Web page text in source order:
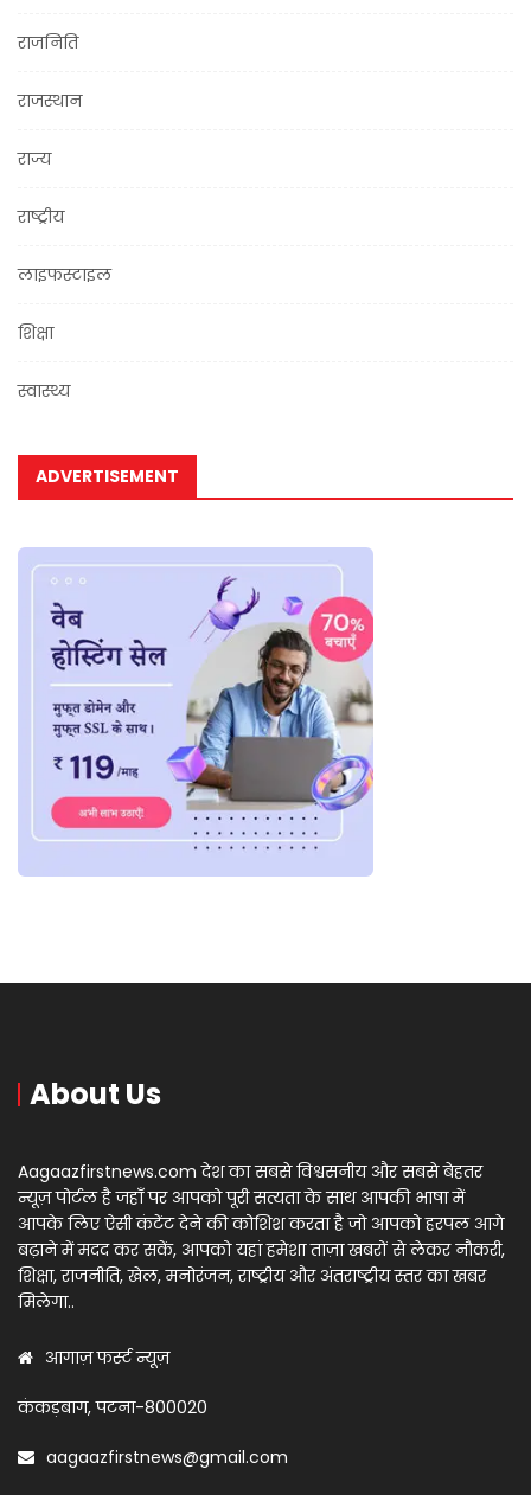
राजनिति
राजस्थान
राज्य
राष्ट्रीय
लाइफस्टाइल
शिक्षा
स्वास्थ्य
ADVERTISEMENT
About Us
Aagaazfirstnews.com देश का सबसे विश्वसनीय और सबसे बेहतर
न्यूज़ पोर्टल है जहाँ पर आपको पूरी सत्यता के साथ आपकी भाषा में
आपके लिए ऐसी कंटेंट देने की कोशिश करता है जो आपको हरपल आगे
बढ़ाने में मदद कर सकें, आपको यहां हमेशा ताज़ा खबरों से लेकर नौकरी,
शिक्षा, राजनीति, खेल, मनोरंजन, राष्ट्रीय और अंतराष्ट्रीय स्तर का खबर
मिलेगा..
आगाज़ फर्स्ट न्यूज़
कंकड़बाग, पटना-800020
aagaazfirstnews@gmail.com